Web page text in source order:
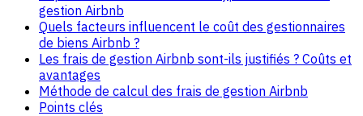
gestion Airbnb
Quels facteurs influencent le coût des gestionnaires
de biens Airbnb ?
Les frais de gestion Airbnb sont-ils justifiés ? Coûts et
avantages
Méthode de calcul des frais de gestion Airbnb
Points clés